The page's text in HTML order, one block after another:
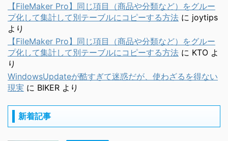
【FileMaker Pro】同じ項目（商品や分類など）をグルー
プ化して集計して別テーブルにコピーする方法 に joytips
より
【FileMaker Pro】同じ項目（商品や分類など）をグルー
プ化して集計して別テーブルにコピーする方法 に KTO よ
り
WindowsUpdateが酷すぎて迷惑だが、使わざるを得ない
現実 に BIKER より
新着記事